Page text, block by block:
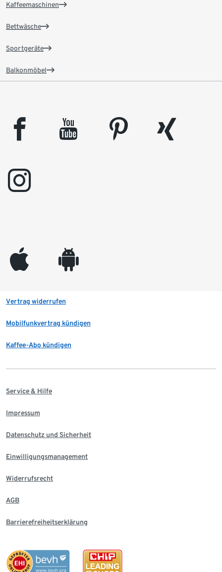
Kaffeemaschinen
Bettwäsche
Sportgeräte
Balkonmöbel
facebook youtube pinterest
xing
instagram
appleinc android
Vertrag widerrufen
Mobilfunkvertrag kündigen
Kaffee-Abo kündigen
Service & Hilfe
Impressum
Datenschutz und Sicherheit
Einwilligungsmanagement
Widerrufsrecht
AGB
Barrierefreiheitserklärung